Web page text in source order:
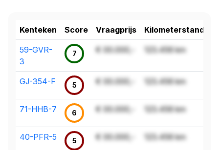
Kenteken Score Vraagprijs Kilometerstand
59-GVR-
3
7 € 00.000,- 123.456 km
GJ-354-F 5 € 00.000,- 123.456 km
71-HHB-7 6 € 00.000,- 123.456 km
40-PFR-5 5 € 00.000,- 123.456 km